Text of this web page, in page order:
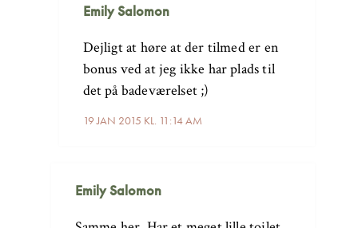
Emily Salomon
19 JAN 2015 KL. 11:14 AM
Dejligt at høre at der tilmed er en
bonus ved at jeg ikke har plads til
det på badeværelset ;)
Emily Salomon